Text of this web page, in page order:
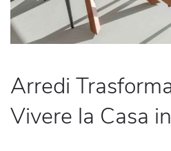
Arredi
Vivere la Casa